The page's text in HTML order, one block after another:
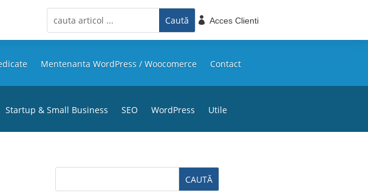
 Acces Clienti
Mentenanta WordPress / Woocomerce Contact
Startup & Small Business SEO WordPress Utile